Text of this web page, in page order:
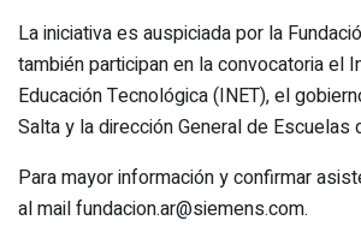
La iniciativa es auspiciada por la
también participan en la convocatoria el
Educación Tecnológica (INET), el
Salta y la dirección General de Escuelas
Para mayor información y confirmar
al mail fundacion.ar@siemens.com.